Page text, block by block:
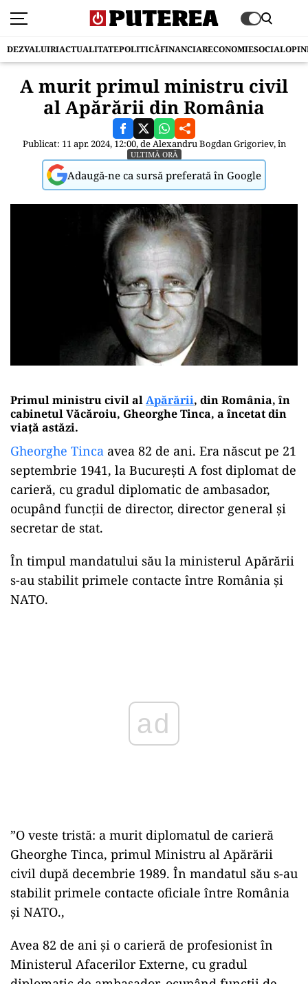
DEZVALUIRIACTUALITATEPOLITICĂFINANCIARECONOMIESOCIAL
A murit primul ministru civil
al Apărării din România
Publicat: 11 apr. 2024, 12:00, deAlexandru Bogdan Grigoriev, în
ULTIMĂ ORĂ
Adaugă-ne ca sursă preferată în Google
Primul ministru civil alApărării, din România, în
cabinetul Văcăroiu, Gheorghe Tinca, a încetat din
viață astăzi.
Gheorghe Tinca avea 82 de ani. Era născut pe 21
septembrie 1941, la București A fost diplomat de
carieră, cu gradul diplomatic de ambasador,
ocupând funcții de director, director general și
secretar de stat.
În timpul mandatului său la ministerul Apărării
s-au stabilit primele contacte între România și
NATO.
”O veste tristă: a murit diplomatul de carieră
Gheorghe Tinca, primul Ministru al Apărării
civil după decembrie 1989. În mandatul său s-au
stabilit primele contacte oficiale între România
și NATO.,
Avea 82 de ani și o carieră de profesionist în
Ministerul Afacerilor Externe, cu gradul